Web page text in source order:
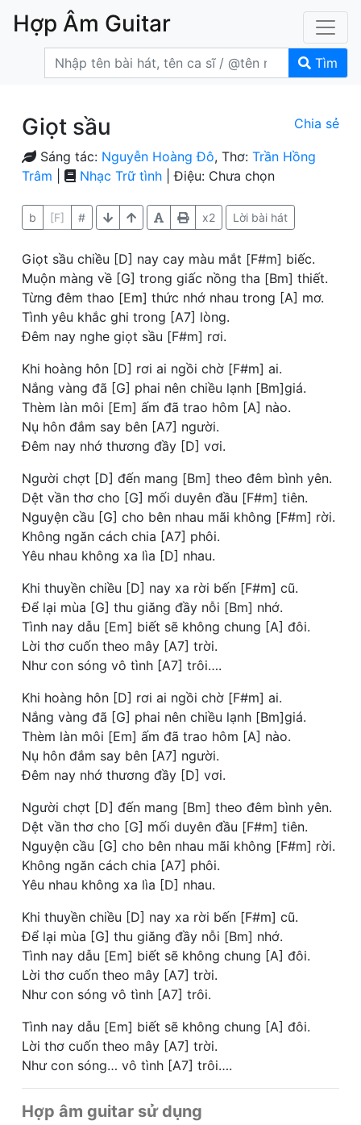
Hợp Âm Guitar
Tìm
Giọt sầu Chia sẻ
Sáng tác: Nguyễn Hoàng Đô, Thơ: Trần Hồng
Trâm
Nhạc Trữ tình | Điệu: Chưa chọn
b [F] # x2 Lời bài hát
Giọt sầu chiều [D] nay cay màu mắt [F#m] biếc.
Muộn màng về [G] trong giấc nồng tha [Bm] thiết.
Từng đêm thao [Em] thức nhớ nhau trong [A] mơ.
Tình yêu khắc ghi trong [A7] lòng.
Đêm nay nghe giọt sầu [F#m] rơi.
Khi hoàng hôn [D] rơi ai ngồi chờ [F#m] ai.
Nắng vàng đã [G] phai nên chiều lạnh [Bm]giá.
Thèm làn môi [Em] ấm đã trao hôm [A] nào.
Nụ hôn đắm say bên [A7] người.
Đêm nay nhớ thương đầy [D] vơi.
Người chợt [D] đến mang [Bm] theo đêm bình yên.
Dệt vần thơ cho [G] mối duyên đầu [F#m] tiên.
Nguyện cầu [G] cho bên nhau mãi không [F#m] rời.
Không ngăn cách chia [A7] phôi.
Yêu nhau không xa lìa [D] nhau.
Khi thuyền chiều [D] nay xa rời bến [F#m] cũ.
Để lại mùa [G] thu giăng đầy nỗi [Bm] nhớ.
Tình nay dẫu [Em] biết sẽ không chung [A] đôi.
Lời thơ cuốn theo mây [A7] trời.
Như con sóng vô tình [A7] trôi….
Khi hoàng hôn [D] rơi ai ngồi chờ [F#m] ai.
Nắng vàng đã [G] phai nên chiều lạnh [Bm]giá.
Thèm làn môi [Em] ấm đã trao hôm [A] nào.
Nụ hôn đắm say bên [A7] người.
Đêm nay nhớ thương đầy [D] vơi.
Người chợt [D] đến mang [Bm] theo đêm bình yên.
Dệt vần thơ cho [G] mối duyên đầu [F#m] tiên.
Nguyện cầu [G] cho bên nhau mãi không [F#m] rời.
Không ngăn cách chia [A7] phôi.
Yêu nhau không xa lìa [D] nhau.
Khi thuyền chiều [D] nay xa rời bến [F#m] cũ.
Để lại mùa [G] thu giăng đầy nỗi [Bm] nhớ.
Tình nay dẫu [Em] biết sẽ không chung [A] đôi.
Lời thơ cuốn theo mây [A7] trời.
Như con sóng vô tình [A7] trôi.
Tình nay dẫu [Em] biết sẽ không chung [A] đôi.
Lời thơ cuốn theo mây [A7] trời.
Như con sóng… vô tình [A7] trôi….
Hợp âm guitar sử dụng